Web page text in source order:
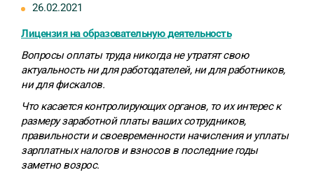
26.02.2021
Лицензия на образовательную деятельность
Вопросы оплаты труда никогда не утратят свою
актуальность ни для работодателей, ни для работников,
ни для фискалов.
Что касается контролирующих органов, то их интерес к
размеру заработной платы ваших сотрудников,
правильности и своевременности начисления и уплаты
зарплатных налогов и взносов в последние годы
заметно возрос.